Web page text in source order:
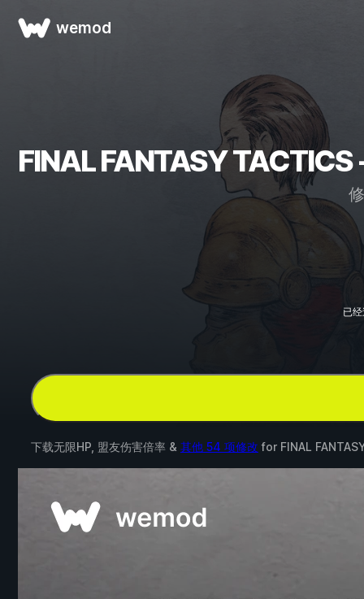
wemod
FINAL FANTASY
已
下载无限HP, 盟友伤害倍率 & 其他 54 项修改 for FINAL